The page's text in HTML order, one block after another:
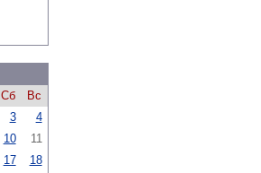
Сб
Вс
3
4
10
11
17
18